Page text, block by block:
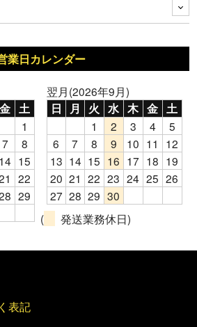
業日カレンダー
金 土
1
7
8
14 15
22
29
翌月(2026年9月)
日 月 火 水 木 金 土
1 2 3 4
5
6
7 8 9 10 11
12
13 14 15 16 17 18 19
20 21 22 23 24 25 26
27 28 29 30
(
発送業務休日)
表記